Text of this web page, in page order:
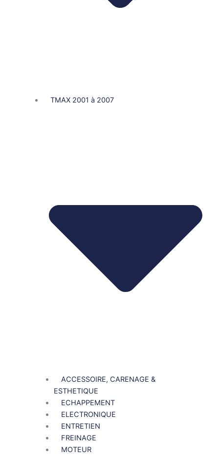
TMAX 2001 à 2007
ACCESSOIRE, CARENAGE &
ESTHETIQUE
ECHAPPEMENT
ELECTRONIQUE
ENTRETIEN
FREINAGE
MOTEUR